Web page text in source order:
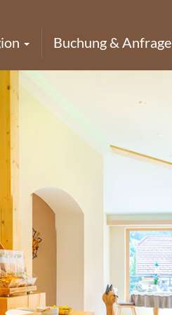
Buchung & Anfrage